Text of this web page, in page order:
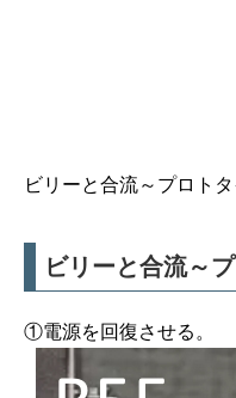
ビリーと合流～プロト
ビリーと合流～
①電源を回復させる。